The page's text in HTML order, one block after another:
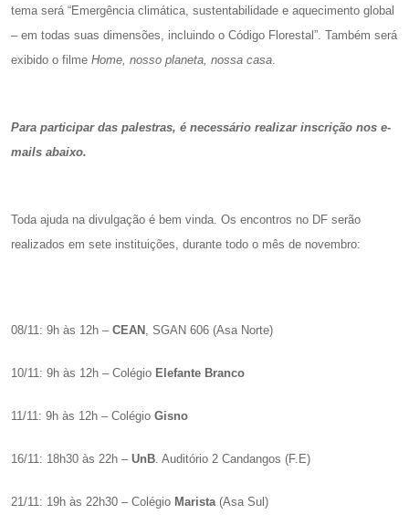
tema será “Emergência climática, sustentabilidade e aquecimento global
– em todas suas dimensões, incluindo o Código Florestal”. Também será
exibido o filme Home, nosso planeta, nossa casa
Para participar das palestras, é necessário realizar inscrição nos e-
mails abaixo.
Toda ajuda na divulgação é bem vinda. Os encontros no DF serão
realizados em sete instituições, durante todo o mês de novembro:
08/11: 9h às 12h – CEAN , SGAN 606 (Asa Norte)
10/11: 9h às 12h – Colégio Elefante Branco
11/11: 9h às 12h – Colégio Gisno
16/11: 18h30 às 22h – UnB . Auditório 2 Candangos (F.E)
21/11: 19h às 22h30 – Colégio Marista (Asa Sul)